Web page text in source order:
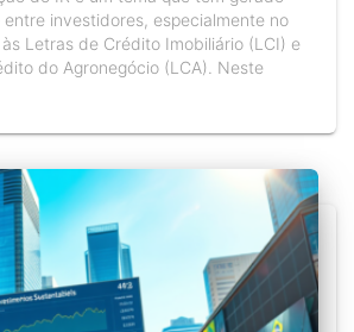
investidores, especialmente no
Letras de Crédito Imobiliário (LCI) e
do Agronegócio (LCA). Neste